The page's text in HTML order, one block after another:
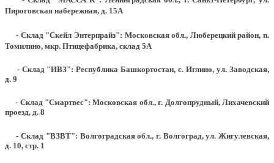
Пироговская набережная, д. 15А
- Склад "Скейл Энтерпрайз": Московская обл., Люберецкий район, п.
Томилино, мкр. Птицефабрика, склад 5А
- Склад "ИВЗ": Республика Башкортостан, с. Иглино, ул. Заводская,
д. 9
- Склад "Смартвес":Московская обл., г. Долгопрудный, Лихачевский
проезд, д. 8
- Склад "ВЗВТ": Волгоградская обл., г. Волгоград, ул. Жигулевская,
д. 10, стр. 1